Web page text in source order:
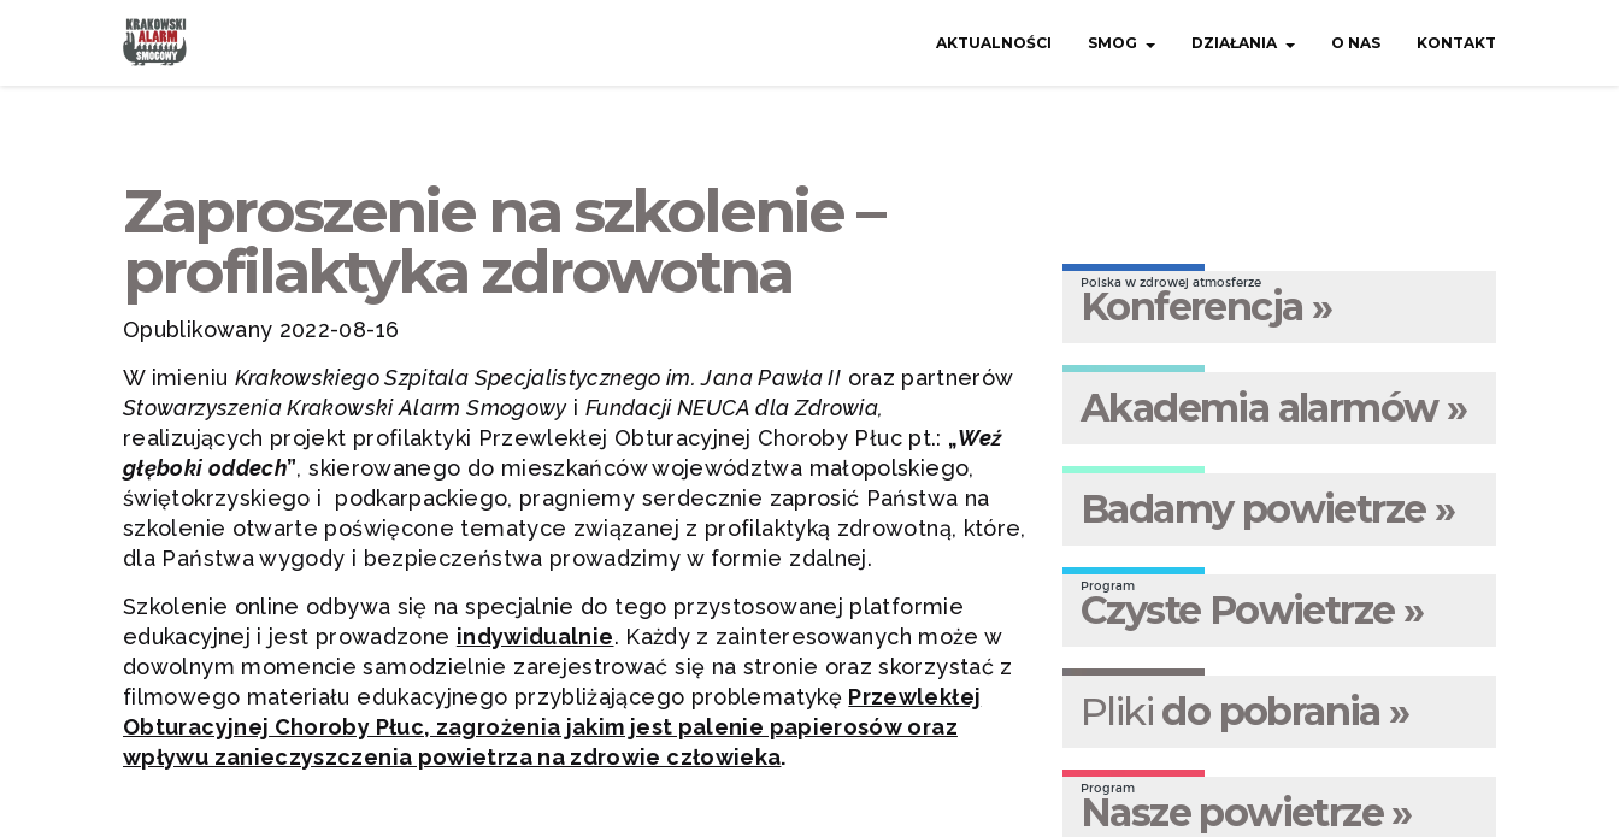
AKTUALNOŚCI SMOG DZIAŁANIA O NAS KONTAKT
Zaproszenie na szkolenie –
profilaktyka zdrowotna
Opublikowany 2022-08-16
W imieniu Krakowskiego Szpitala Specjalistycznego im. Jana Pawła II oraz partnerów
Stowarzyszenia Krakowski Alarm Smogowyi Fundacji NEUCA dla Zdrowia,
realizujących projekt profilaktyki Przewlekłej Obturacyjnej Choroby Płuc pt.: „Weź
głęboki oddech”, skierowanego do mieszkańców województwa małopolskiego,
świętokrzyskiego i podkarpackiego, pragniemy serdecznie zaprosić Państwa na
szkolenie otwarte poświęcone tematyce związanej z profilaktyką zdrowotną, które,
dla Państwa wygody i bezpieczeństwa prowadzimy w formie zdalnej.
Szkolenie online odbywa się na specjalnie do tego przystosowanej platformie
edukacyjnej i jest prowadzone indywidualnie. Każdy z zainteresowanych może w
dowolnym momencie samodzielnie zarejestrować się na stronie oraz skorzystać z
filmowego materiału edukacyjnego przybliżającego problematykę Przewlekłej
Obturacyjnej Choroby Płuc, zagrożenia jakim jest palenie papierosów oraz
wpływu zanieczyszczenia powietrza na zdrowie człowieka.
Polska w zdrowej atmosferze
Konferencja »
Akademia alarmów »
Badamy powietrze »
Program
Czyste Powietrze »
Pliki do pobrania »
Program
Nasze powietrze »